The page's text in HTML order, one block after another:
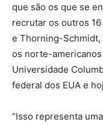
que são os que se
recrutar os outros
e Thorning-
os norte-
Universidade
federal dos EUA e
“Isso representa